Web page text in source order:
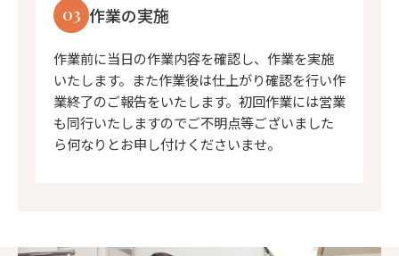
03 作業の実施
作業前に当日の作業内容を確認し、作業を実施
いたします。また作業後は仕上がり確認を行い作
業終了のご報告をいたします。初回作業には営業
も同行いたしますのでご不明点等ございました
ら何なりとお申し付けくださいませ。